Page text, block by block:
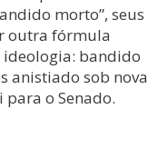
morto”, seus
outra fórmula
ideologia: bandido
anistiado sob nova
o Senado.